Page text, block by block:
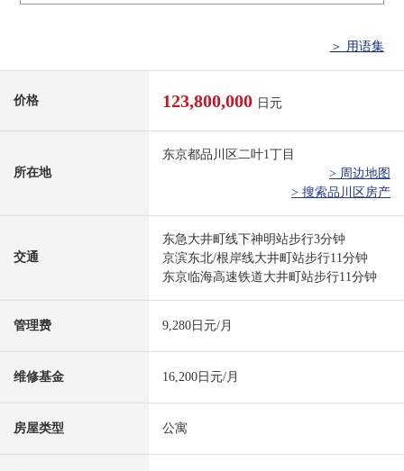
＞ 用语集
价格 123,800,000 日元
所在地
东京都品川区二叶1丁目
> 周边地图
> 搜索品川区房产
交通
东急大井町线下神明站步行3分钟
京滨东北/根岸线大井町站步行11分钟
东京临海高速铁道大井町站步行11分钟
管理费 9,280日元/月
维修基金 16,200日元/月
房屋类型 公寓